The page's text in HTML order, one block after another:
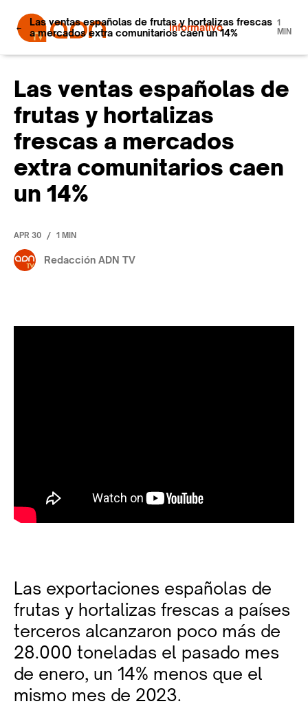
Informativo
Las ventas españolas de frutas y hortalizas frescas
a mercados extra comunitarios caen un 14%
1
MIN
Las ventas españolas de
frutas y hortalizas
frescas a mercados
extra comunitarios caen
un 14%
APR 30 / 1 MIN
Redacción ADN TV
Las exportaciones españolas de
frutas y hortalizas frescas a países
terceros alcanzaron poco más de
28.000 toneladas el pasado mes
de enero, un 14% menos que el
mismo mes de 2023.